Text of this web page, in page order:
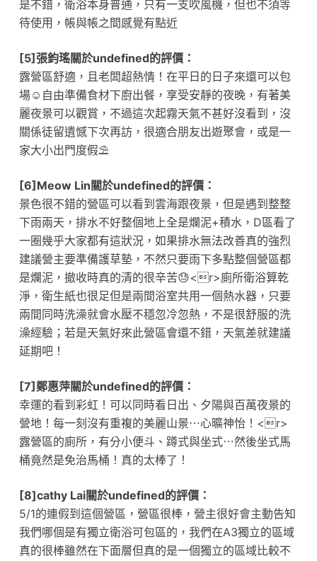
是不錯，衛浴本身普通，只有一支吹風機，但也不須等
待使用，帳與帳之間感覺有點近
[5]張鈞瑤關於undefined的評價：
露營區舒適，且老闆超熱情！在平日的日子來還可以包
場☺️自由準備食材下廚出餐，享受安靜的夜晚，有著美
麗夜景可以觀賞，不過這次起霧天氣不甚好沒看到，沒
關係徒留遺憾下次再訪，很適合朋友出遊聚會，或是一
家大小出門度假⛱️
[6]Meow Lin關於undefined的評價：
景色很不錯的營區可以看到雲海跟夜景，但是遇到整整
下雨兩天，排水不好整個地上全是爛泥+積水，D區看了
一圈幾乎大家都有這狀況，如果排水無法改善真的強烈
建議營主要準備護草墊，不然只要雨下多點整個營區都
是爛泥，撤收時真的清的很辛苦😓<r>廁所衛浴算乾
淨，衛生紙也很足但是兩間浴室共用一個熱水器，只要
兩間同時洗澡就會水壓不穩忽冷忽熱，不是很舒服的洗
澡經驗；若是天氣好來此營區會還不錯，天氣差就建議
延期吧！
[7]鄭惠萍關於undefined的評價：
幸運的看到彩虹！可以同時看日出、夕陽與百萬夜景的
營地！每一刻沒有重複的美麗山景⋯心曠神怡！<r>
露營區的廁所，有分小便斗、蹲式與坐式⋯然後坐式馬
桶竟然是免治馬桶！真的太棒了！
[8]cathy Lai關於undefined的評價：
5/1的連假到這個營區，營區很棒，營主很好會主動告知
我們哪個是有獨立衛浴可包區的，我們在A3獨立的區域
真的很棒雖然在下面層但真的是一個獨立的區域比較不